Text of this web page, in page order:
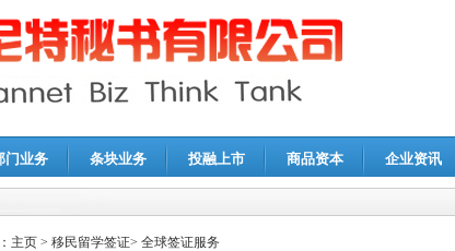
门业务 条块业务 投融上市 商品资本 企业资讯
主页 > 移民留学签证> 全球签证服务